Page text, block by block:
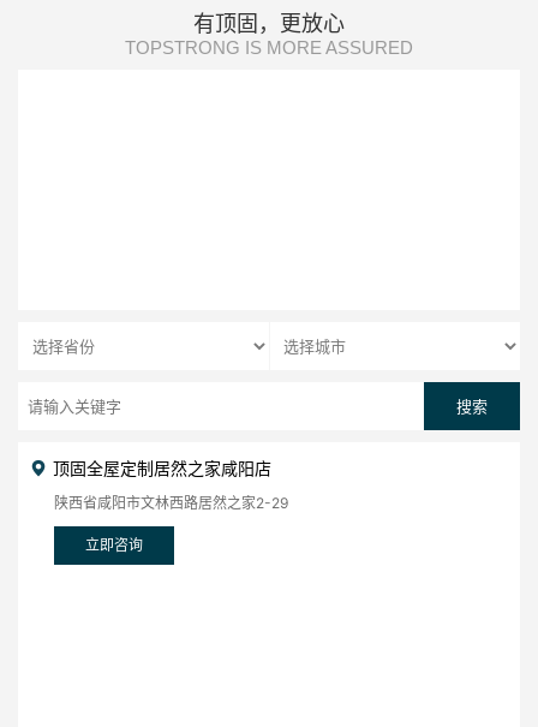
有顶固，更放心
TOPSTRONG IS MORE ASSURED
搜索
顶固全屋定制居然之家咸阳店
陕西省咸阳市文林西路居然之家2-29
立即咨询